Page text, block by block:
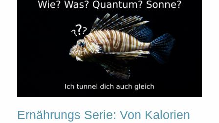
Ernährungs Serie: Von Kalorien